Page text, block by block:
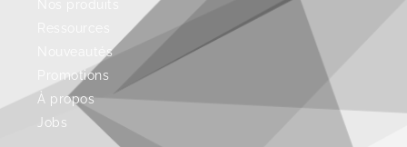
Nouveautés
Promotions
À propos
Jobs